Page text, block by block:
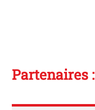
Partenaires :